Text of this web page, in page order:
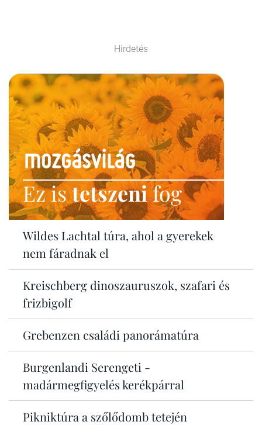
Hirdetés
Ez istetszenifog
Wildes Lachtal túra, ahol a gyerekek
nem fáradnak el
Kreischberg dinoszauruszok, szafari és
frizbigolf
Grebenzen családi panorámatúra
Burgenlandi Serengeti -
madármegfigyelés kerékpárral
Pikniktúra a szőlődomb tetején